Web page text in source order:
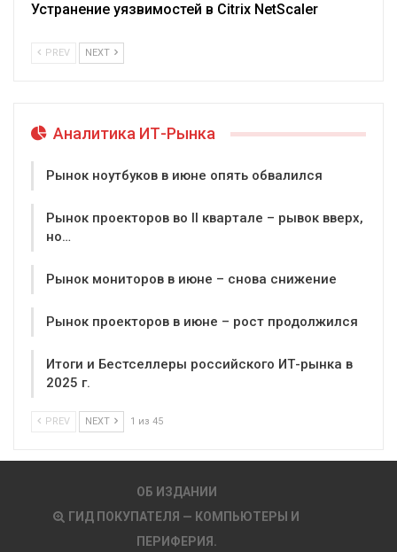
Устранение уязвимостей в Citrix NetScaler
PREV NEXT
Аналитика ИТ-Рынка
Рынок ноутбуков в июне опять обвалился
Рынок проекторов во II квартале – рывок вверх,
но…
Рынок мониторов в июне – снова снижение
Рынок проекторов в июне – рост продолжился
Итоги и Бестселлеры российского ИТ-рынка в
2025 г.
PREV NEXT 1 из 45
ОБ ИЗДАНИИ
ГИД ПОКУПАТЕЛЯ — КОМПЬЮТЕРЫ И
ПЕРИФЕРИЯ.